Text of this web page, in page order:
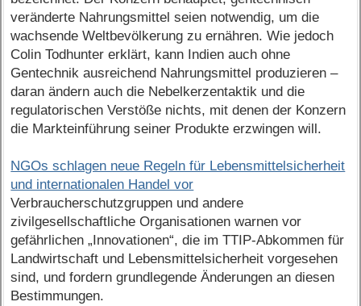
veränderte Nahrungsmittel seien notwendig, um die
wachsende Weltbevölkerung zu ernähren. Wie jedoch
Colin Todhunter erklärt, kann Indien auch ohne
Gentechnik ausreichend Nahrungsmittel produzieren –
daran ändern auch die Nebelkerzentaktik und die
regulatorischen Verstöße nichts, mit denen der Konzern
die Markteinführung seiner Produkte erzwingen will.
NGOs schlagen neue Regeln für Lebensmittelsicherheit
und internationalen Handel vor
Verbraucherschutzgruppen und andere
zivilgesellschaftliche Organisationen warnen vor
gefährlichen „Innovationen“, die im TTIP-Abkommen für
Landwirtschaft und Lebensmittelsicherheit vorgesehen
sind, und fordern grundlegende Änderungen an diesen
Bestimmungen.